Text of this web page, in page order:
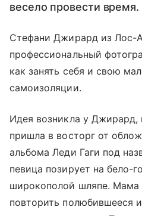
весело провести время.
Стефани Джирард из Лос-
профессиональный
как занять себя и свою
самоизоляции.
Идея возникла у Джирард,
пришла в восторг от
альбома Леди Гаги под
певица позирует на бело-
широкополой шляпе. Мама
повторить полюбившееся